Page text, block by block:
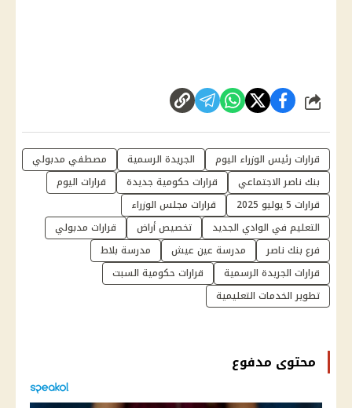
شارك
قرارات رئيس الوزراء اليوم الجريدة الرسمية
مصطفي مدبولي
بنك ناصر الاجتماعي
قرارات حكومية جديدة
قرارات اليوم
قرارات 5 يوليو 2025
قرارات مجلس الوزراء
التعليم في الوادي الجديد
تخصيص أراض
قرارات مدبولي
فرع بنك ناصر
مدرسة عين عيش
مدرسة بلاط
قرارات الجريدة الرسمية
قرارات حكومية السبت
تطوير الخدمات التعليمية
محتوى مدفوع